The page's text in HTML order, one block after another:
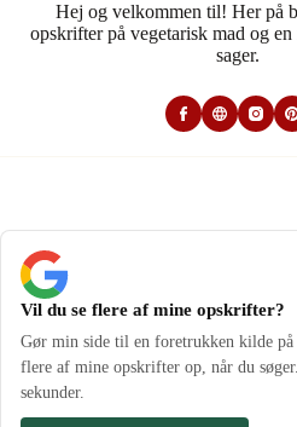
Hej og velkommen til! Her på
opskrifter på vegetarisk mad og en
sager.
Vil du se flere af mine opskrifter?
Gør min side til en foretrukken kilde på
flere af mine opskrifter op, når du
sekunder.